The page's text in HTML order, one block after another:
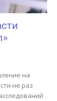
на
не раз